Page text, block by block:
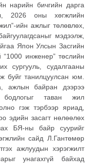
нарийн бичгийн дарга
2026 оны хөгжлийн
ийн ажлыг төлөвлөх,
мэдээлж,
Япон Улсын Засгийн
“1000 инженер” төслийн
сургууль, судалгааны
буйг танилцуулсан юм.
ажлын байран дээрээ
бодлогыг таван жил
гэж тэрбээр яриад,
эдийн засагт нөлөөлөх
БЯ-ны байр суурийг
сайд Л.Гантөмөр
ажлуудын хэрэгжилт
унагахгүй байхад